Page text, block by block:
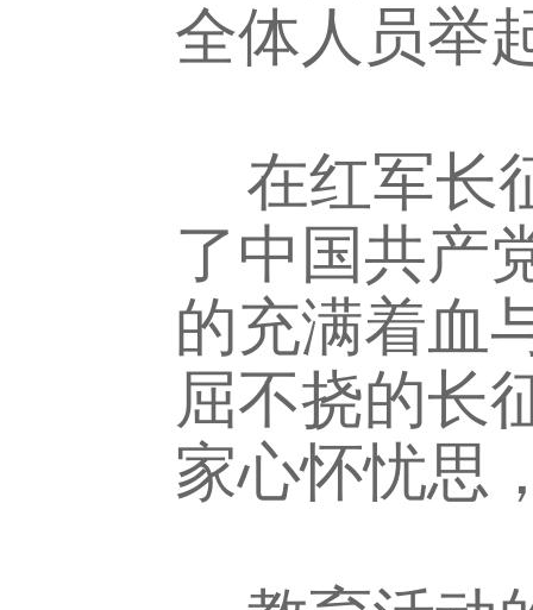
全体人员举
在红军长
了中国共产
的充满着血
屈不挠的长
家心怀忧思